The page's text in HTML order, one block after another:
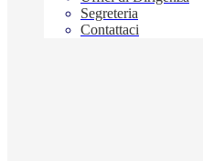
Segreteria
Contattaci